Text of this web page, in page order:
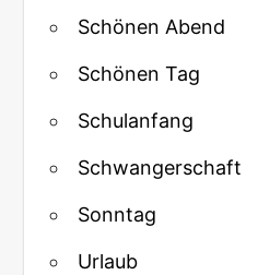
Schönen Abend
Schönen Tag
Schulanfang
Schwangerschaft
Sonntag
Urlaub